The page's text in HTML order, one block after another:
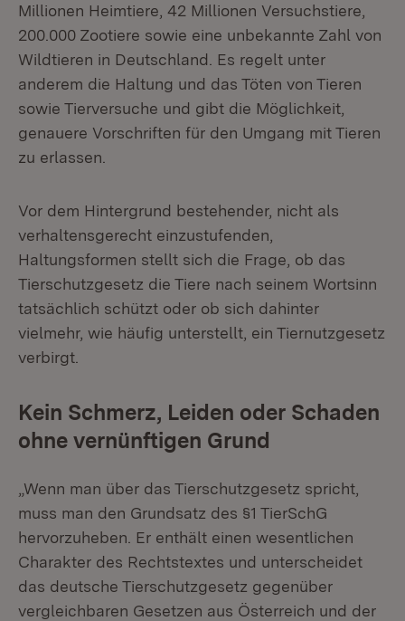
Millionen Heimtiere, 42 Millionen Versuchstiere,
200.000 Zootiere sowie eine unbekannte Zahl von
Wildtieren in Deutschland. Es regelt unter
anderem die Haltung und das Töten von Tieren
sowie Tierversuche und gibt die Möglichkeit,
genauere Vorschriften für den Umgang mit Tieren
zu erlassen.
Vor dem Hintergrund bestehender, nicht als
verhaltensgerecht einzustufenden,
Haltungsformen stellt sich die Frage, ob das
Tierschutzgesetz die Tiere nach seinem Wortsinn
tatsächlich schützt oder ob sich dahinter
vielmehr, wie häufig unterstellt, ein Tiernutzgesetz
verbirgt.
Kein Schmerz, Leiden oder Schaden
ohne vernünftigen Grund
„Wenn man über das Tierschutzgesetz spricht,
muss man den Grundsatz des §1 TierSchG
hervorzuheben. Er enthält einen wesentlichen
Charakter des Rechtstextes und unterscheidet
das deutsche Tierschutzgesetz gegenüber
vergleichbaren Gesetzen aus Österreich und der